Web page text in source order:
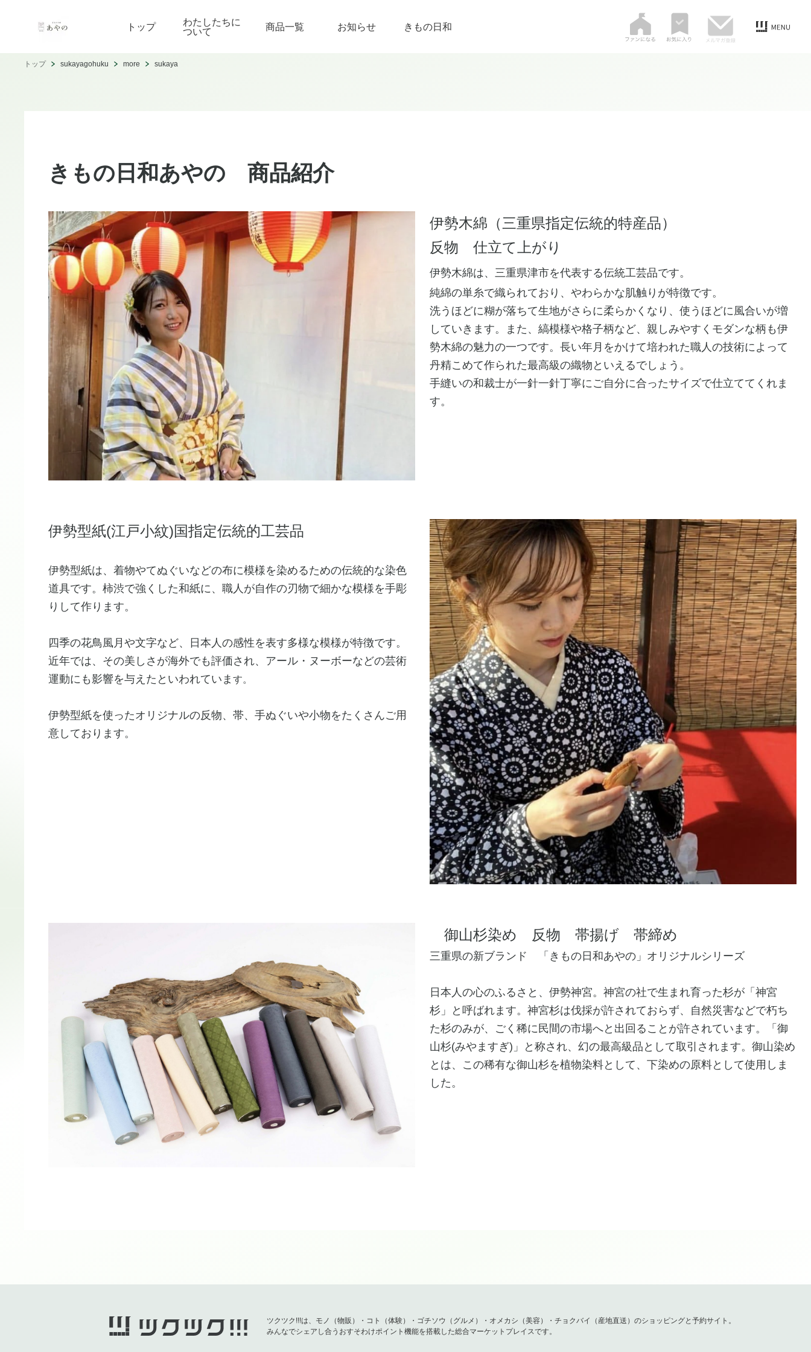
トップ わたしたちに
ついて 商品一覧 お知らせ きもの日和
トップ sukayagohuku more sukaya
きもの日和あやの 商品紹介
伊勢木綿（三重県指定伝統的特産品）
​反物 仕立て上がり
伊勢木綿は、三重県津市を代表する伝統工芸品です。
​純綿の単糸で織られており、やわらかな肌触りが特徴です。
​洗うほどに糊が落ちて生地がさらに柔らかくなり、使うほどに風合いが増
していきます。
また、縞模様や格子柄など、親しみやすくモダンな柄も伊
勢木綿の魅力の一つです。長い年月をかけて培われた職人の技術によって
丹精こめて作られた最高級の織物といえるでしょう。
​手縫いの和裁士が一針一針丁寧にご自分に合ったサイズで仕立ててくれま
す。
伊勢型紙(江戸小紋)国指定伝統的工芸品
伊勢型紙は、着物やてぬぐいなどの布に模様を染めるための伝統的な染色
道具です。柿渋で強くした和紙に、職人が自作の刃物で細かな模様を手彫
りして作ります。
四季の花鳥風月や文字など、日本人の感性を表す多様な模様が特徴です。
近年では、その美しさが海外でも評価され、アール・ヌーボーなどの芸術
運動にも影響を与えたといわれていま す。
伊勢型紙を使ったオリジナルの反物、帯、手ぬぐいや小物をたくさんご用
意しております。
御​​山​​​杉染め 反物 帯揚げ 帯締め
​​三重県の新ブランド 「きもの日和あやの」オリジナルシリーズ
​​日本人の心のふるさと、伊勢神宮。​神宮の社で生まれ育った杉が「神宮
杉」と呼ばれます。​​神宮杉は伐採が許されておらず、自然災害などで朽ち
た杉のみが、ごく稀に民間の市場へと出回ることが許されています。「御
山杉(みやますぎ)」と称され、幻の最高級品として取引されます。​御山染め
とは、この稀有な御山杉を植物染料として、下染めの原料として使用しま
した。
ツクツク!!!は、モノ（物販）・コト（体験）・ゴチソウ（グルメ）・オメカシ（美容）・チョクバイ（産地直送）のショッピングと予約サイト。
みんなでシェアし合うおすそわけポイント機能を搭載した総合マーケットプレイスです。